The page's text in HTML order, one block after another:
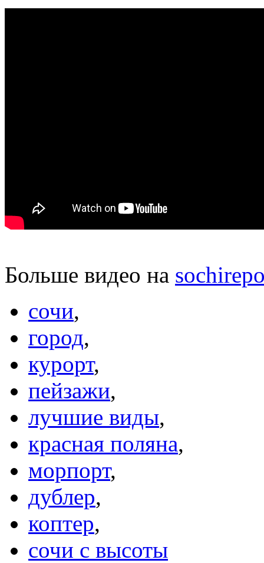
Больше видео на
сочи,
город,
курорт,
пейзажи,
лучшие виды,
красная поляна,
морпорт,
дублер,
коптер,
сочи с высоты